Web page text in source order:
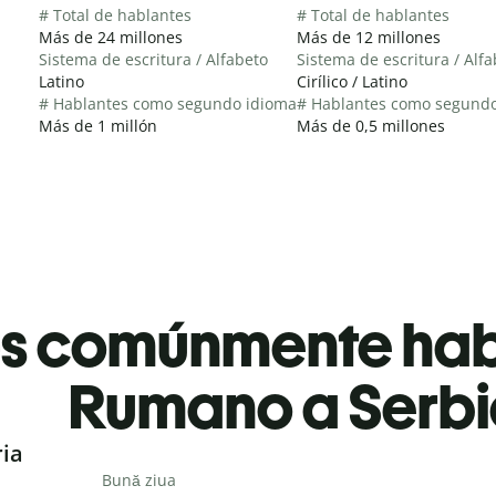
# Total de hablantes
Más de 24 millones
Sistema de escritura / Alfabeto
Latino
# Hablantes como segundo idioma
Más de 1 millón
# Total de hablantes
Más de 12 millones
Sistema de escritura /
Cirílico / Latino
# Hablantes como
Más de 0,5 millones
comúnmente
Rumano a
Bună ziua